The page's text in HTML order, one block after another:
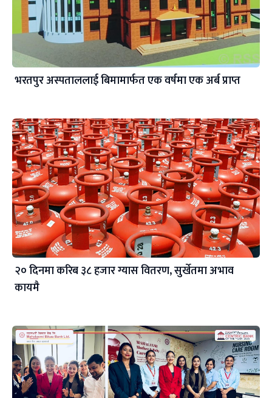
भरतपुर अस्पताललाई बिमामार्फत एक वर्षमा एक अर्ब प्राप्त
२० दिनमा करिब ३८ हजार ग्यास वितरण, सुर्खेतमा अभाव
कायमै